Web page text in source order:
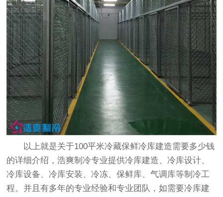
以上就是关于100平米冷藏保鲜冷库建造需要多少钱
的详细介绍，浩爽制冷专业提供冷库建造、冷库设计、
冷库设备、冷库安装、冷冻、保鲜库、气调库等制冷工
程。并且有多年的专业经验和专业团队，如需要冷库建